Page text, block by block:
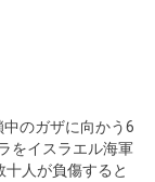
のガザに向かう6
をイスラエル海軍
人が負傷すると